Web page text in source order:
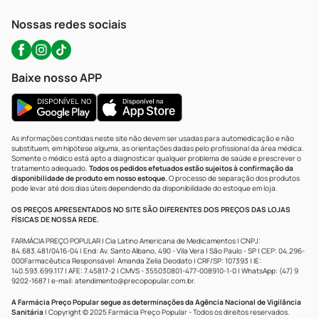
Nossas redes sociais
Baixe nosso APP
As informações contidas neste site não devem ser usadas para automedicação e não
substituem, em hipótese alguma, as orientações dadas pelo profissional da área médica.
Somente o médico está apto a diagnosticar qualquer problema de saúde e prescrever o
tratamento adequado. Todos os pedidos efetuados estão sujeitos à confirmação da
disponibilidade de produto em nosso estoque.O processo de separação dos produtos
pode levar até dois dias úteis dependendo da disponibilidade do estoque em loja.
OS PREÇOS APRESENTADOS NO SITE SÃO DIFERENTES DOS PREÇOS DAS LOJAS
FÍSICAS DE NOSSA REDE.
FARMÁCIA PREÇO POPULAR | Cia Latino Americana de Medicamentos | CNPJ:
84.683.481/0416-04 | End: Av. Santo Albano, 490 - Vila Vera | São Paulo - SP | CEP: 04.296-
000Farmacêutica Responsável: Amanda Zelia Deodato | CRF/SP: 107393 | IE:
140.593.699.117 | AFE: 7.45817-2 | CMVS - 355030801-477-008910-1-0 | WhatsApp: (47) 9
9202-1687 | e-mail: atendimento@precopopular.com.br.
A Farmácia Preço Popular segue as determinações da Agência Nacional de Vigilância
Sanitária | Copyright © 2025 Farmácia Preço Popular - Todos os direitos reservados.